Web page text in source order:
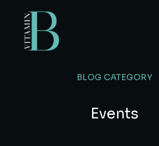
BLOG CATEGORY
Events